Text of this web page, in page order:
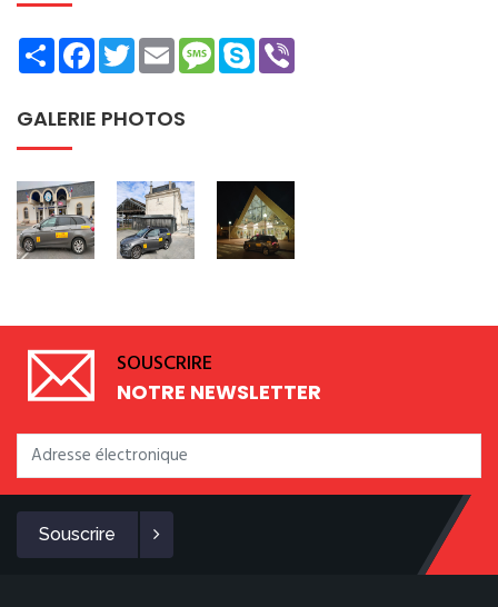
ShareFacebookTwitterEmailMessage
Skype
GALERIE PHOTOS
SOUSCRIRE
NOTRE NEWSLETTER
Souscrire